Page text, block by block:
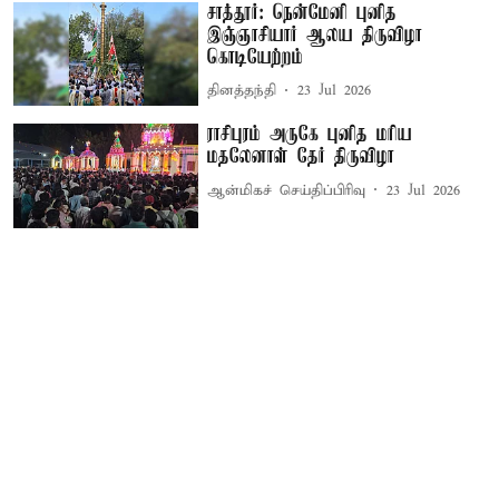
சாத்தூர்: நென்மேனி புனித
இஞ்ஞாசியார் ஆலய திருவிழா
கொடியேற்றம்
தினத்தந்தி 23 Jul 2026
ராசிபுரம் அருகே புனித மரிய
மதலேனாள் தேர் திருவிழா
ஆன்மிகச் செய்திப்பிரிவு 23 Jul 2026